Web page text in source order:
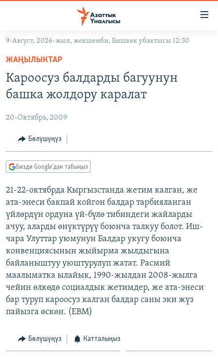
Навигацияга
өтүңүз
Издөөгө
салыңызКЫРГЫЗСТАН
ЭКОНОМИКА
МАДАНИЯТ
ДҮЙНӨ
БОРБОР АЗИЯ
АТАЙЫН ИЛИКТӨӨ
ТВ ПРОГРАММАЛАР
ЭКСПЕРТТЕР ТАЛДАЙТ
БИЗ ЖАНА ДҮЙНӨ
ЭЖЕ-СИҢДИЛЕР
АЗАТТЫК+
ЫҢГАЙСЫЗ СУРООЛОР
ӨЗГӨЧӨ ПИКИР
Русский
ОНЛАЙН ШЕРИНЕ
ЭЕ/АРнун бардык сайттары
9-Август, 2026-жыл, жекшемби, Бишкек убактысы 12:30
ЖАҢЫЛЫКТАР
Кароосуз балдарды багуунун
башка жолдору каралат
20-Октябрь, 2009
Бөлүшүңүз
Бизди Google'дан табыңыз
21-22-октябрда Кыргызстанда жетим калган, же
ата-энеси бакпай койгон балдар тарбияланган
үйлөрдүн ордуна үй-бүлө тибиндеги жайларды
ачуу, аларды өнүктүрүү боюнча талкуу болот. Иш-
чара Улуттар уюмунун Балдар укугу боюнча
конвенциясынын жыйырма жылдыгына
байланыштуу уюштурулуп жатат. Расмий
маалыматка ылайык, 1990-жылдан 2008-жылга
чейин өлкөдө социалдык жетимдер, же ата-энеси
бар туруп кароосуз калган балдар саны эки жүз
пайызга өскөн. (EBM)
Бөлүшүңүз Катталыңыз